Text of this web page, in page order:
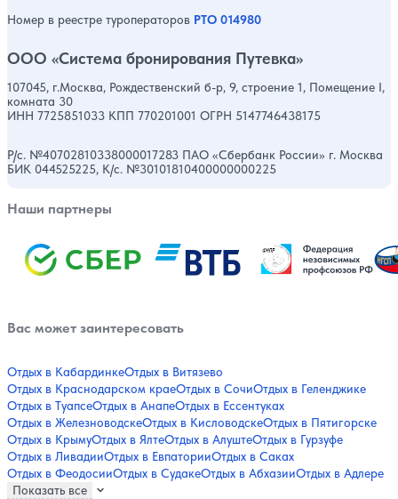
Номер в реестре туроператоров РТО 014980
ООО «Система бронирования Путевка»
107045, г.Москва, Рождественский б-р, 9, строение 1, Помещение I,
комната 30
ИНН 7725851033 КПП 770201001 ОГРН 5147746438175
Р/с. №40702810338000017283 ПАО «Сбербанк России» г. Москва
БИК 044525225, К/с. №30101810400000000225
Наши партнеры
Вас может заинтересовать
Отдых в КабардинкеОтдых в Витязево
Отдых в Краснодарском краеОтдых в СочиОтдых в Геленджике
Отдых в ТуапсеОтдых в АнапеОтдых в Ессентуках
Отдых в ЖелезноводскеОтдых в КисловодскеОтдых в Пятигорске
Отдых в КрымуОтдых в ЯлтеОтдых в АлуштеОтдых в Гурзуфе
Отдых в ЛивадииОтдых в ЕвпаторииОтдых в Саках
Отдых в ФеодосииОтдых в СудакеОтдых в АбхазииОтдых в Адлере
Показать все